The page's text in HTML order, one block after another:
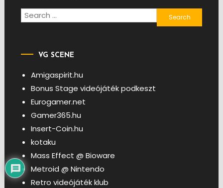
Search
for:
VG SCENE
Amigaspirit.hu
Bonus Stage videójáték podkeszt
Eurogamer.net
Gamer365.hu
Insert-Coin.hu
kotaku
Mass Effect @ Bioware
Metroid @ Nintendo
Retro videójáték klub